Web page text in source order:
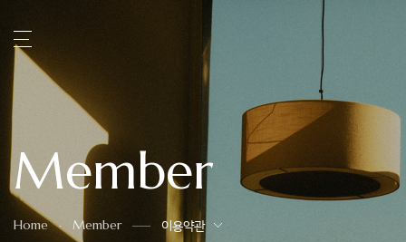
Member
Home Member 이용약관